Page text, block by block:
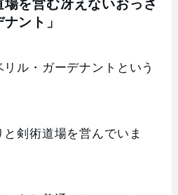
を営む冴えないおっさ
ント」
ル・ガーデナントという
剣術道場を営んでいま